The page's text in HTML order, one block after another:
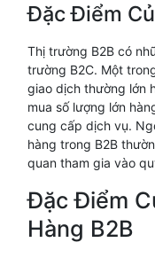
Đặc Điểm
Thị trường B2B có
trường B2C. Một
giao dịch thường lớn
mua số lượng lớn
cung cấp dịch vụ.
hàng trong B2B
quan tham gia vào
Đặc Điểm
Hàng B2B